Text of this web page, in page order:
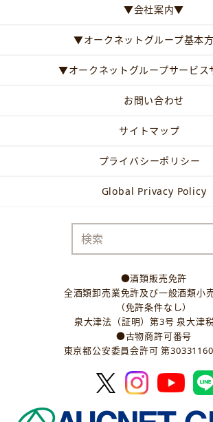
▼会社案内▼
▼オークネットグループ基本
▼オークネットグループサービ
お問い合わせ
サイトマップ
プライバシーポリシー
Global Privacy Policy
●酒類販売免許
全酒類卸売業免許及び一般酒類小
（免許条件なし）
泉大津法（証明）第3号 泉大津
●古物商許可番号
東京都公安委員会許可 第